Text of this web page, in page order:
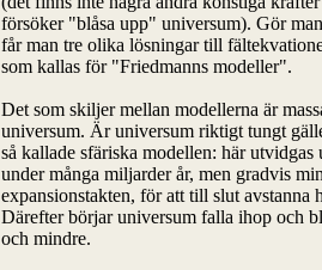
försöker "blåsa upp" universum). Gör
får man tre olika lösningar till
som kallas för "Friedmanns modeller".
Det som skiljer mellan modellerna är
universum. Är universum riktigt tungt
så kallade sfäriska modellen: här utvidgas
under många miljarder år, men gradvis
expansionstakten, för att till slut avstanna
Därefter börjar universum falla ihop och
och mindre.